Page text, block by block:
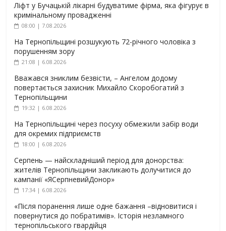
Ліфт у Бучацькій лікарні будуватиме фірма, яка фігурує в
кримінальному провадженні
08:00 | 7.08.2026
На Тернопільщині розшукують 72-річного чоловіка з
порушенням зору
21:08 | 6.08.2026
Вважався зниклим безвісти, – Ангелом додому
повертається захисник Михайло Скоробогатий з
Тернопільщини
19:32 | 6.08.2026
На Тернопільщині через посуху обмежили забір води
для окремих підприємств
18:00 | 6.08.2026
Серпень — найскладніший період для донорства:
жителів Тернопільщини закликають долучитися до
кампанії «ЯСерпневийДонор»
17:34 | 6.08.2026
«Після поранення лише одне бажання –відновитися і
повернутися до побратимів». Історія незламного
тернопільського гвардійця